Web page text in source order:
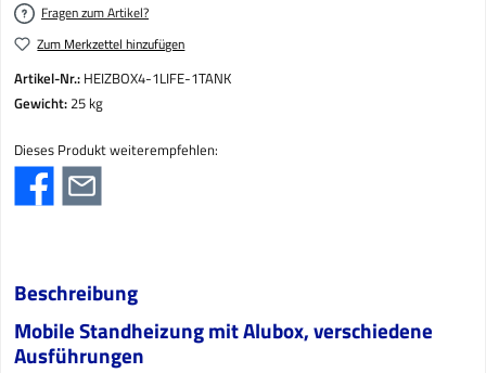
Fragen zum Artikel?
Zum Merkzettel hinzufügen
Artikel-Nr.: HEIZBOX4-1LIFE-1TANK
Gewicht:25 kg
Dieses Produkt weiterempfehlen:
Beschreibung
Mobile Standheizung mit Alubox, verschiedene
Ausführungen